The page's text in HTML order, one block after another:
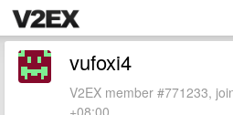
vufoxi4
V2EX member #771233,
+08:00